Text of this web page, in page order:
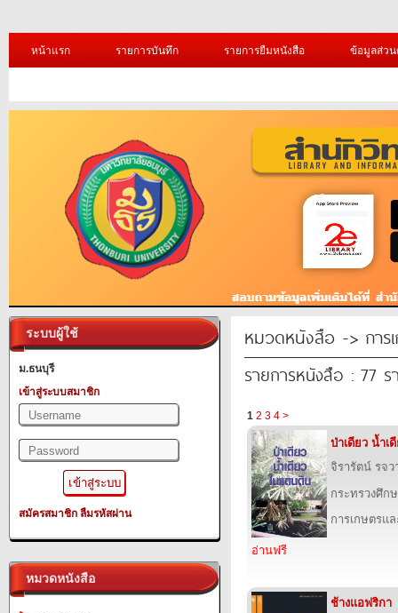
หน้าแรก รายการบันทึก รายการยืมหนังสือ ข้อมูลส่ว
ระบบผู้ใช้
ม.ธนบุรี
เข้าสู่ระบบสมาชิก
สมัครสมาชิก ลืมรหัสผ่าน
หมวดหนังสือ
หมวดหนังสือ -> การ
รายการหนังสือ : 77 ร
1 2 3 4 >
ป่าเดียว น้ำเ
จิรารัตน์ รจ
กระทรวงศึก
การเกษตรแ
อ่านฟรี
ช้างแอฟริกา